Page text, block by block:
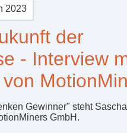
2023
der
- Interview
Gewinner" steht Sascha
GmbH.